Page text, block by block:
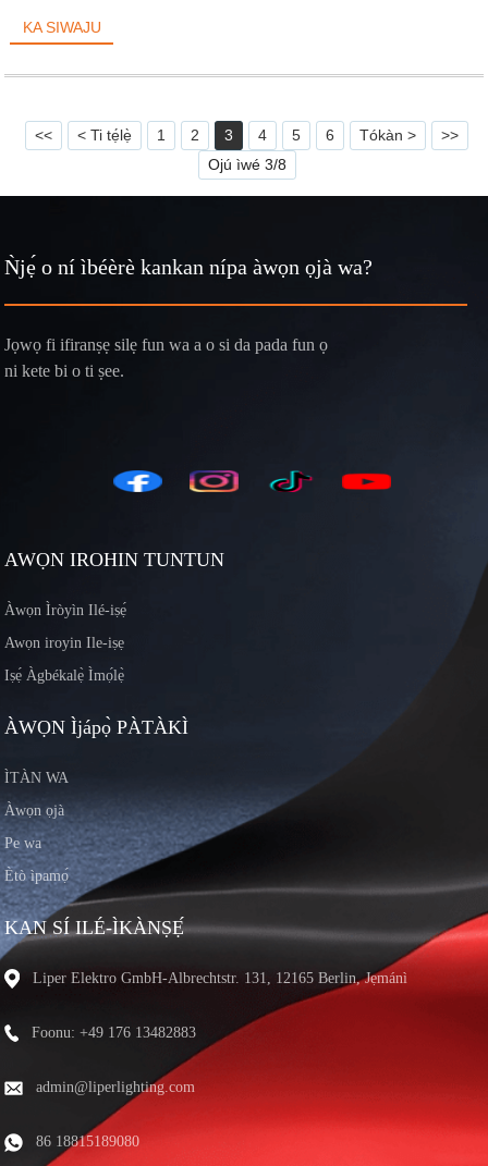
KA SIWAJU
<< < Ti tẹ́lẹ̀ 1 2 3 4 5 6 Tókàn >
>>
Ojú ìwé 3/8
Ǹjẹ́ o ní ìbéèrè kankan nípa àwọn ọjà wa?
Jọwọ fi ifiranṣẹ silẹ fun wa a o si da pada fun ọ
ni kete bi o ti ṣee.
AWỌN IROHIN TUNTUN
Àwọn Ìròyìn Ilé-iṣẹ́
Awọn iroyin Ile-iṣẹ
Iṣẹ́ Àgbékalẹ̀ Ìmọ́lẹ̀
ÀWỌN Ìjápọ̀ PÀTÀKÌ
ÌTÀN WA
Àwọn ọjà
Pe wa
Ètò ìpamọ́
KAN SÍ ILÉ-ÌKÀNṢẸ́
Liper Elektro GmbH-Albrechtstr. 131, 12165 Berlin, Jẹmánì
Foonu: +49 176 13482883
admin@liperlighting.com
86 18815189080